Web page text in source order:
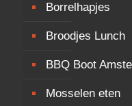
Borrelhapjes
Broodjes Lunch
BBQ Boot
Mosselen eten